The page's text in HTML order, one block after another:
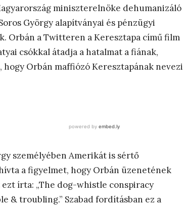
miniszterelnöke dehumanizáló
György alapítványai és pénzügyi
Orbán a Twitteren a Keresztapa című film
csókkal átadja a hatalmat a fiának,
Orbán maffiózó Keresztapának nevezi
személyében Amerikát is sértő
a figyelmet, hogy Orbán üzenetének
írta: „The dog-whistle conspiracy
& troubling.” Szabad fordításban ez a